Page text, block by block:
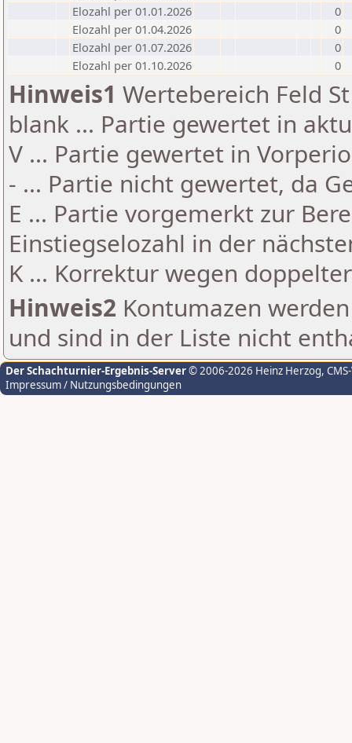
Elozahl per 01.01.2026
0
Elozahl per 01.04.2026
0
Elozahl per 01.07.2026
0
Elozahl per 01.10.2026
0
Hinweis1 Wertebereich Feld
blank ... Partie gewertet in
V ... Partie gewertet in
- ... Partie nicht gewertet, da
E ... Partie vorgemerkt zur
Einstiegselozahl in der
K ... Korrektur wegen
Hinweis2 Kontumazen
und sind in der Liste nicht
Der Schachturnier-Ergebnis-Server© 2006-2026 Heinz Herzog,
Impressum / Nutzungsbedingungen